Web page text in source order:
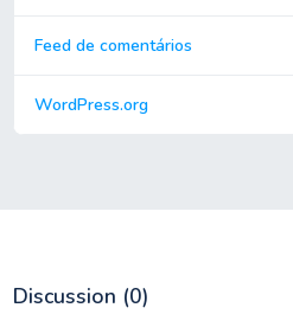
Feed de comentários
WordPress.org
Discussion (0)